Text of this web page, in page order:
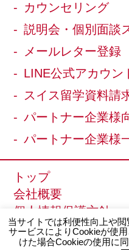
カウンセリング
説明会・個別面談
メールレター登録
LINE公式アカウン
スイス留学資料請
パートナー企業様
パートナー企業様
トップ
会社概要
個人情報保護方針
サイトマップ
当サイトでは利便性向上や
サービスによりCookieが使
けた場合Cookieの使用に